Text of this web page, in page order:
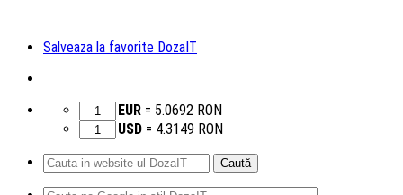
Salveaza la favorite DozaIT
EUR = 5.0692 RON
USD = 4.3149 RON
Caută
după: